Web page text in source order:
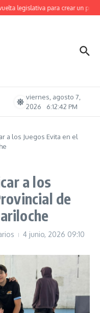
legislativa para crear un
viernes, agosto 7,
2026
6:12:43 PM
a los Juegos Evita en el
a los
de
4 junio, 2026 09:10